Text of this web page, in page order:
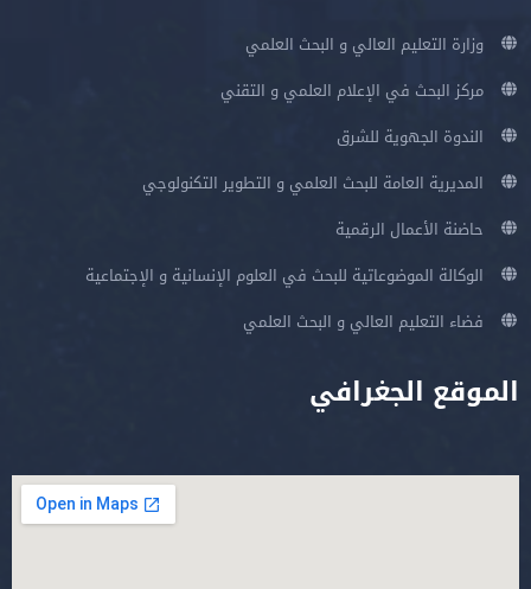
وزارة التعليم العالي و البحث العلمي
مركز البحث في الإعلام العلمي و التقني
الندوة الجهوية للشرق
المديرية العامة للبحث العلمي و التطوير التكنولوجي
حاضنة الأعمال الرقمية
الوكالة الموضوعاتية للبحث في العلوم الإنسانية و الإجتماعية
فضاء التعليم العالي و البحث العلمي
الموقع الجغرافي